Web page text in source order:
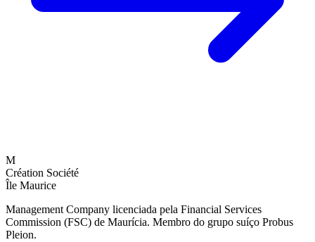
M
Création Société
Île Maurice
Management Company licenciada pela Financial Services
Commission (FSC) de Maurícia. Membro do grupo suíço Probus
Pleion.